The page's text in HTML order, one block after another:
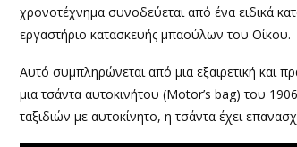
χρονοτέχνημα συνοδεύεται από ένα ειδικά
εργαστήριο κατασκευής μπαούλων του Οίκου.
Αυτό συμπληρώνεται από μια εξαιρετική και
μια τσάντα αυτοκινήτου (Motor’s bag) του
ταξιδιών με αυτοκίνητο, η τσάντα έχει